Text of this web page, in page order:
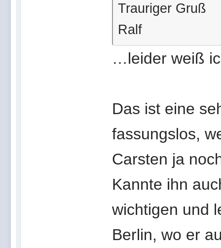
Trauriger Gruß
Ralf
…leider weiß
Das ist eine
fassungslos,
Carsten ja
Kannte ihn
wichtigen und
Berlin, wo er